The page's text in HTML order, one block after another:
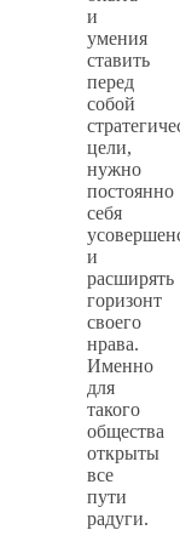
и
умения
ставить
перед
собой
цели,
нужно
постоянно
себя
и
расширять
горизонт
своего
нрава.
Именно
для
такого
общества
открыты
все
пути
радуги.